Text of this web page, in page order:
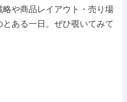
や商品レイアウト・売り場
ある一日。ぜひ覗いてみて